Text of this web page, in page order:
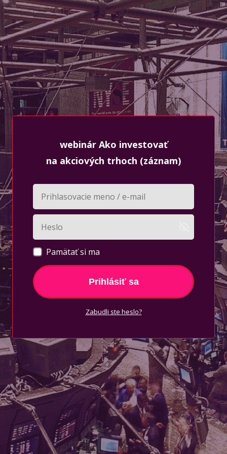
webinár Ako investovať
na akciových trhoch (záznam)
Pamätať si ma
Prihlásiť sa
Zabudli ste heslo?